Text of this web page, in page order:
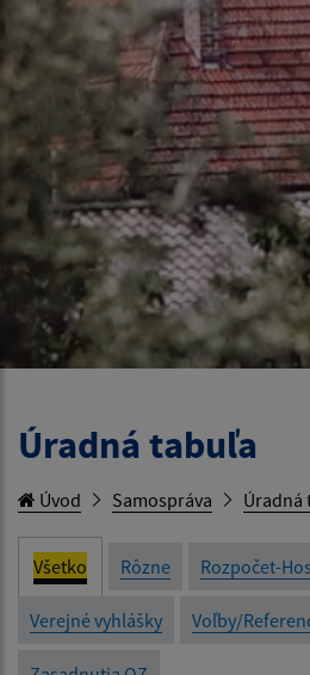
Úradná tabuľa
Úvod Samospráva Úradná
Všetko Rôzne Rozpočet-
Verejné vyhlášky Voľby/